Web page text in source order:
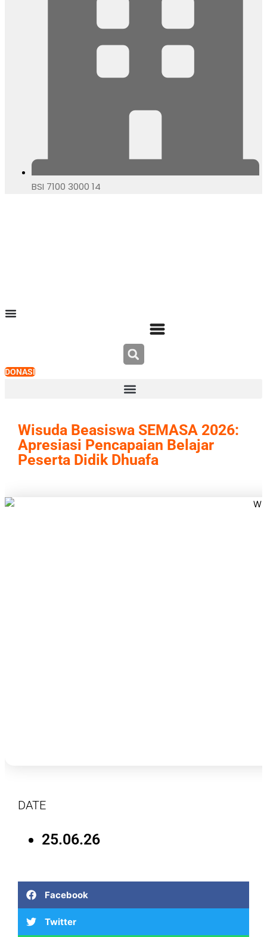
BSI 7100 3000 14
DONASI
Wisuda Beasiswa SEMASA 2026:
Apresiasi Pencapaian Belajar
Peserta Didik Dhuafa
DATE
25.06.26
Facebook
Twitter